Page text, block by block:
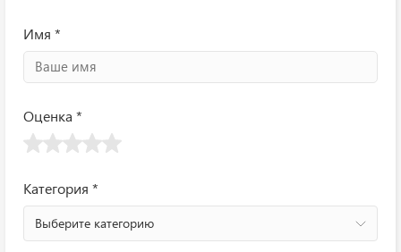
Имя *
Оценка *
Категория *
Выберите категорию